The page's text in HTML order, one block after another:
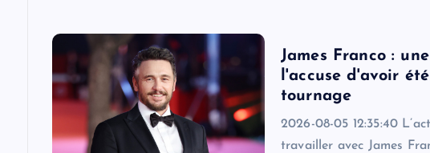
James Franco :
l'accuse d'avoir
tournage
2026-08-05 12:35:40
travailler avec James